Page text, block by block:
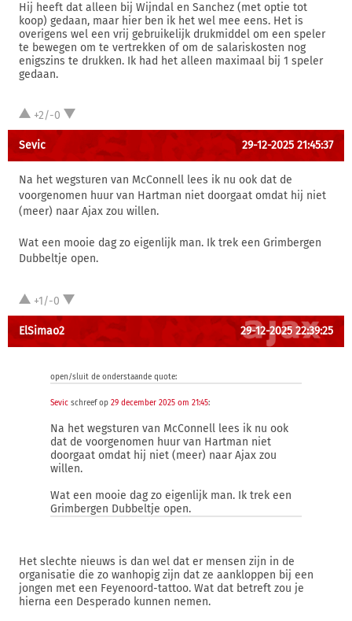
Hij heeft dat alleen bij Wijndal en Sanchez (met optie tot
koop) gedaan, maar hier ben ik het wel mee eens. Het is
overigens wel een vrij gebruikelijk drukmiddel om een speler
te bewegen om te vertrekken of om de salariskosten nog
enigszins te drukken. Ik had het alleen maximaal bij 1 speler
gedaan.
+2/-0
Sevic 29-12-2025 21:45:37
Na het wegsturen van McConnell lees ik nu ook dat de
voorgenomen huur van Hartman niet doorgaat omdat hij niet
(meer) naar Ajax zou willen.
Wat een mooie dag zo eigenlijk man. Ik trek een Grimbergen
Dubbeltje open.
+1/-0
ElSimao2 29-12-2025 22:39:25
open/sluit de onderstaande quote:
Sevic schreef op 29 december 2025 om 21:45:
Na het wegsturen van McConnell lees ik nu ook
dat de voorgenomen huur van Hartman niet
doorgaat omdat hij niet (meer) naar Ajax zou
willen.
Wat een mooie dag zo eigenlijk man. Ik trek een
Grimbergen Dubbeltje open.
Het slechte nieuws is dan wel dat er mensen zijn in de
organisatie die zo wanhopig zijn dat ze aankloppen bij een
jongen met een Feyenoord-tattoo. Wat dat betreft zou je
hierna een Desperado kunnen nemen.